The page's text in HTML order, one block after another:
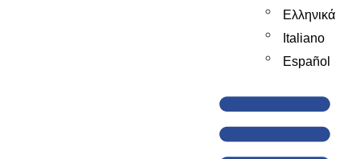
Ελληνικά
Italiano
Español